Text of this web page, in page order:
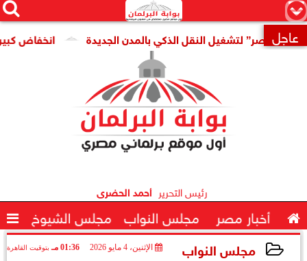
×


 عاجل انخفاض كبير فى لتشغيل النقل الذكي بالمدن الجديدة
رئيس التحرير أحمد الحضرى
 أخبار مصر مجلس النواب مجلس الشيوخ 
مجلس النواب الإثنين، 4 مايو 2026 01:36 مـ بتوقيت القاهرة